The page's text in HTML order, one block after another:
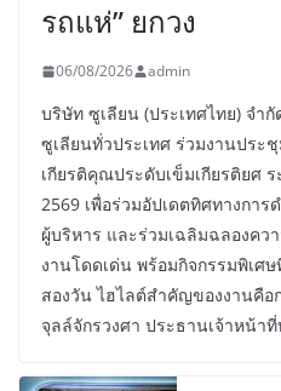
รถแห่” ยกวง
06/08/2026 admin
บริษัท ซูเลียน (ประเทศไทย) จ
ซูเลียนทั่วประเทศ ร่วมงานปร
เกียรติคุณประดับเข็มเกียรติยศ
2569 เพื่อร่วมอัปเดตทิศทางกา
ผู้บริหาร และร่วมเฉลิมฉลองคว
งานโดดเด่น พร้อมกิจกรรมพิเศ
สองวัน ไฮไลต์สำคัญของงานคื
จุลล์จักรวงศา ประธานเจ้าหน้า